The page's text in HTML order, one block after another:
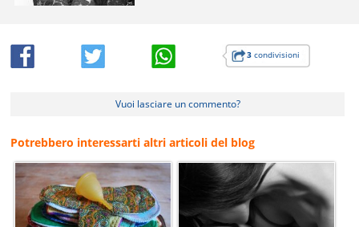
3condivisioni
Vuoi lasciare un commento?
Potrebbero interessarti altri articoli del blog